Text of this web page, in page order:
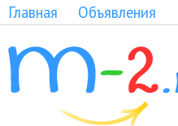
Главная Объявления